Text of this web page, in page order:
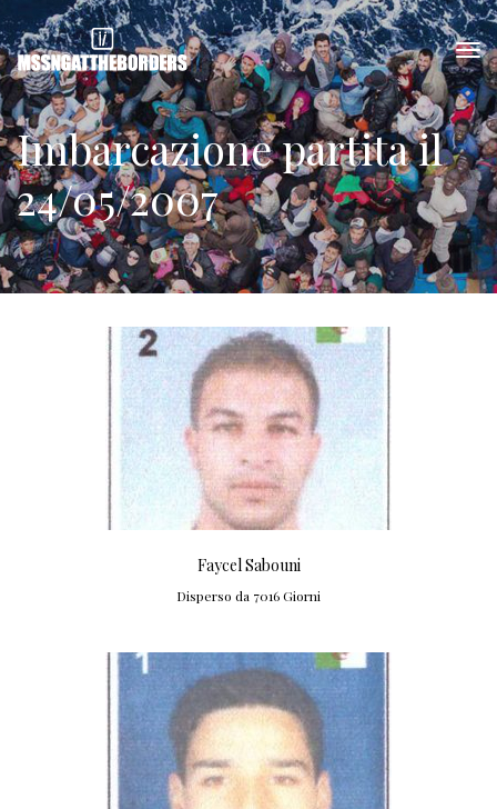
Imbarcazione partita il
24/05/2007
Faycel Sabouni
Disperso da 7016 Giorni